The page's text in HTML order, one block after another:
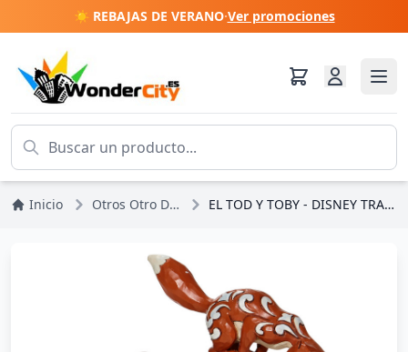
☀️ REBAJAS DE VERANO·Ver promociones
Inicio Otros Otro Disney EL TOD Y TOBY - DISNEY TRADITIONS